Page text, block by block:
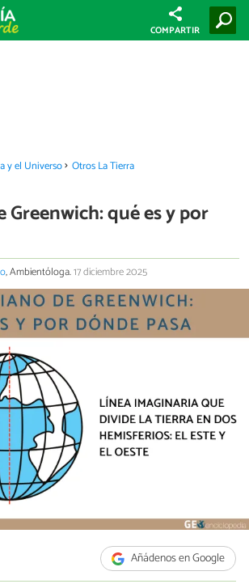
COMPARTIR
y el Universo Otros La Tierra
Greenwich: qué es y por
, Ambientóloga.17 diciembre 2025
Añádenos en Google